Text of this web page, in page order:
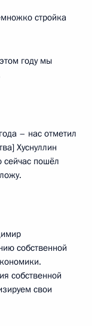
стройка
году мы
– нас отметил
Хуснуллин
пошёл
собственной
собственной
свои